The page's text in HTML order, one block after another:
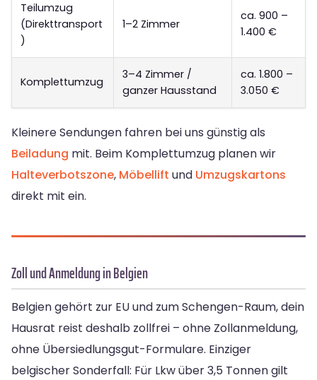
Teilumzug
(Direkttransport
)
1–2 Zimmer
ca. 900 –
1.400 €
Komplettumzug
3–4 Zimmer /
ganzer Hausstand
ca. 1.800 –
3.050 €
Kleinere Sendungen fahren bei uns günstig als
Beiladung mit. Beim Komplettumzug planen wir
Halteverbotszone, Möbellift und Umzugskartons
direkt mit ein.
Zoll und Anmeldung in Belgien
Belgien gehört zur EU und zum Schengen-Raum, dein
Hausrat reist deshalb zollfrei – ohne Zollanmeldung,
ohne Übersiedlungsgut-Formulare. Einziger
belgischer Sonderfall: Für Lkw über 3,5 Tonnen gilt